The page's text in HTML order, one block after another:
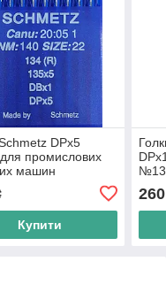
DPx5
промислових
машин
Купити
260